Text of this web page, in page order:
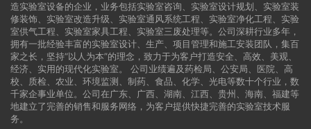
造实验室设备的企业，业务包括实验室咨询、实验室设计规划、实验室装
修装饰、实验室改造升级、实验室通风系统工程、实验室净化工程、实验
室供气工程、实验室家具工程、实验室三废处理等。公司深耕行业多年，
拥有一批经验丰富的实验室设计、生产、项目管理和施工安装团队，集百
家之长，坚持“以人为本”的理念，致力于为客户打造安全、高效、美观、
经济、实用的现代化实验室。 公司业绩遍及药检局、公安局、医院、高
校、质检、农业、环境监测、制药、食品、化学、光电等数十个行业，数
千家企事业单位。公司在广东、广西、湖南、江西、贵州、海南、福建等
地建立了完善的销售和服务网络，为客户提供快捷完善的实验室技术服
务。